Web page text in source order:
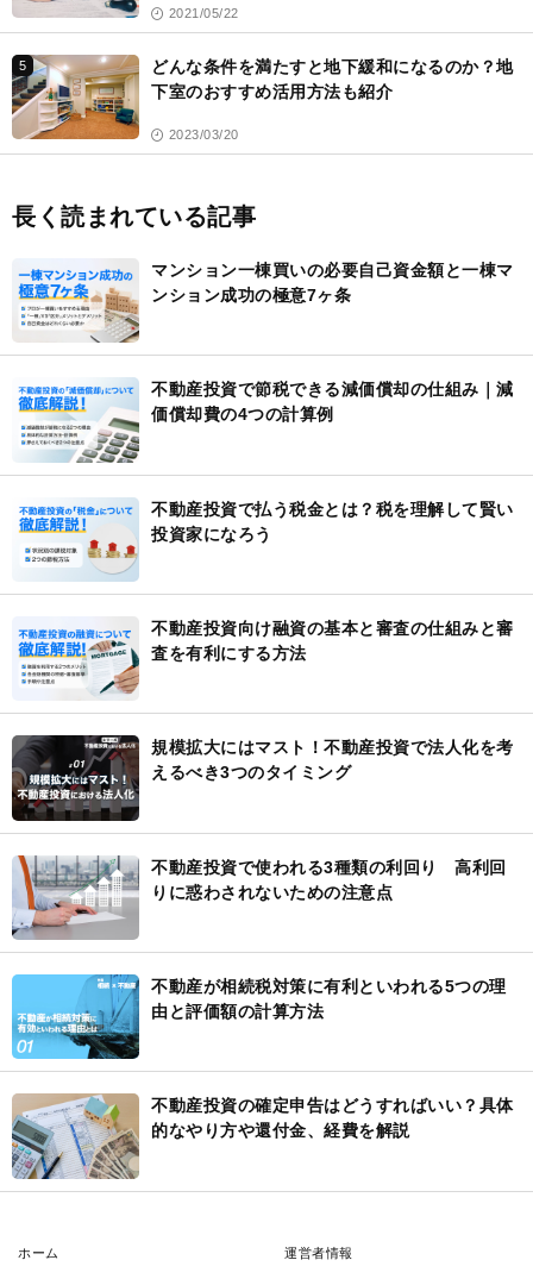
2021/05/22
5
どんな条件を満たすと地下緩和になるのか？地
下室のおすすめ活用方法も紹介
2023/03/20
長く読まれている記事
マンション一棟買いの必要自己資金額と一棟マ
ンション成功の極意7ヶ条
不動産投資で節税できる減価償却の仕組み｜減
価償却費の4つの計算例
不動産投資で払う税金とは？税を理解して賢い
投資家になろう
不動産投資向け融資の基本と審査の仕組みと審
査を有利にする方法
規模拡大にはマスト！不動産投資で法人化を考
えるべき3つのタイミング
不動産投資で使われる3種類の利回り 高利回
りに惑わされないための注意点
不動産が相続税対策に有利といわれる5つの理
由と評価額の計算方法
不動産投資の確定申告はどうすればいい？具体
的なやり方や還付金、経費を解説
ホーム 運営者情報